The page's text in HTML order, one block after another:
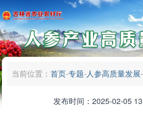
当前位置：首页-专题-人参高质量发展-
发布时间：2025-02-05